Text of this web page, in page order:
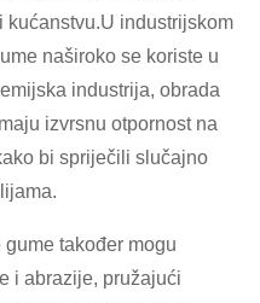
industrijskom
naširoko se koriste u
industrija, obrada
izvrsnu otpornost na
bi spriječili slučajno
također mogu
i abrazije, pružajući